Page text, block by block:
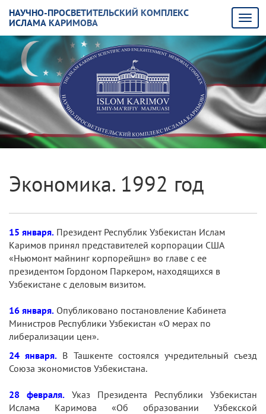
НАУЧНО-ПРОСВЕТИТЕЛЬСКИЙ КОМПЛЕКС
ИСЛАМА КАРИМОВА
Экономика. 1992 год
15 января. Президент Республик Узбекистан Ислам
Каримов принял представителей корпорации США
«Ньюмонт майнинг корпорейшн» во главе с ее
президентом Гордоном Паркером, находящихся в
Узбекистане с деловым визитом.
16 января. Опубликовано постановление Кабинета
Министров Республики Узбекистан «О мерах по
либерализации цен».
24 января. В Ташкенте состоялся учредительный съезд
Союза экономистов Узбекистана.
28 февраля. Указ Президента Республики Узбекистан
Ислама Каримова «Об образовании Узбекской